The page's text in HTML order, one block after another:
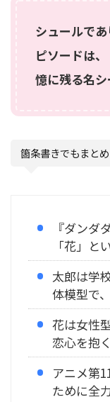
シュールで
ピソードは
憶に残る名シ
箇条書きでもまとめ
『ダンダ
「花」と
太郎は学
体模型で
花は女性
恋心を抱
アニメ第
ために全